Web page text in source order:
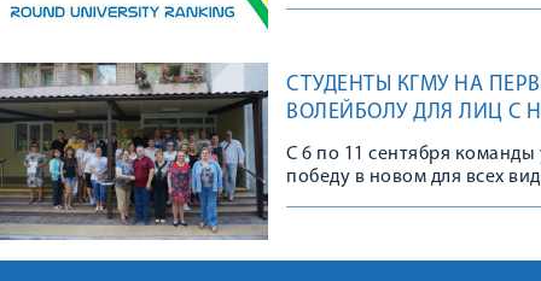
СТУДЕНТЫ КГМУ НА
ВОЛЕЙБОЛУ ДЛЯ ЛИЦ С
С 6 по 11 сентября команды
победу в новом для всех